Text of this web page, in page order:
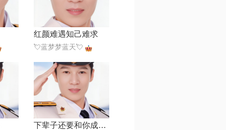
红颜难遇知己难求
💘蓝梦梦蓝天💘
下辈子还要和你成个家